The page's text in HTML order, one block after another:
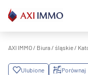
do
treści
AXI IMMO / Biura / śląskie /
Ulubione Porównaj